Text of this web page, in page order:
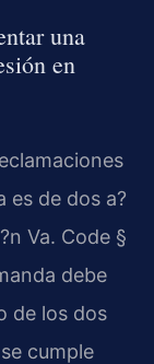
una
en
es de dos a?
Va. Code §
debe
de los dos
cumple